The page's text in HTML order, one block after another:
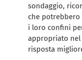
sondaggio,
che
i loro confini
appropriato nel
risposta